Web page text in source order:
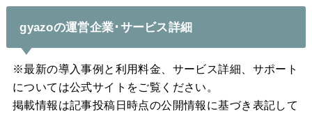
gyazoの運営企業･サービス詳細
※最新の導入事例と利用料金、サービス詳細、サポート
については公式サイトをご覧ください。
掲載情報は記事投稿日時点の公開情報に基づき表記して